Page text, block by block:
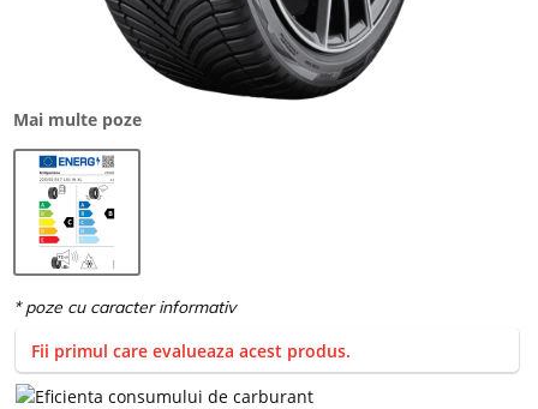
Mai multe poze
Fii primul care evalueaza acest produs.